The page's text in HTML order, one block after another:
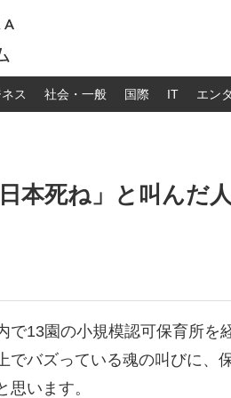
ス 社会・一般 国際 IT エン
本死ね」と叫んだ
で13園の小規模認可保育所を
でバズっている魂の叫びに、
思います。